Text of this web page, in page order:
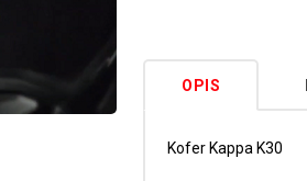
OPIS
Kofer Kappa K30